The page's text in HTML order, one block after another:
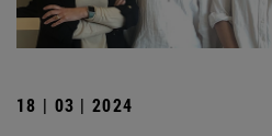
18 | 03 | 2024